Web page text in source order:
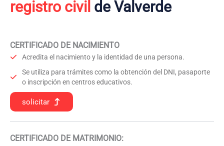
registro civil de Valverde
CERTIFICADO DE NACIMIENTO
Acredita el nacimiento y la identidad de una persona.
Se utiliza para trámites como la obtención del DNI, pasaporte
o inscripción en centros educativos.
solicitar
CERTIFICADO DE MATRIMONIO: